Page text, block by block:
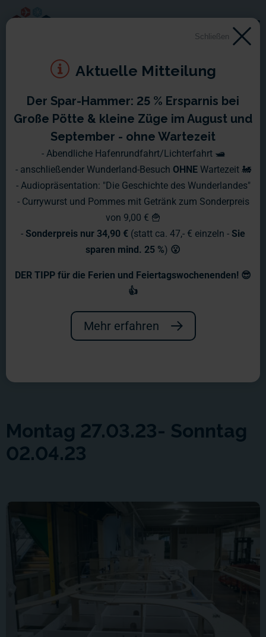
Wochenbericht Nr. 1170
Letzte Woche hieß es "Wasser
Marsch!" im Wunderland. Denn auf der
Patagonien Baustelle drehte sich
letzte Woche alles ums Wasser.
Montag 27.03.23- Sonntag
02.04.23
Schließen
Aktuelle Mitteilung
Der Spar-Hammer: 25 % Ersparnis bei
Große Pötte & kleine Züge im August und
September - ohne Wartezeit
- Abendliche Hafenrundfahrt/Lichterfahrt 🛥️
- anschließender Wunderland-Besuch OHNE Wartezeit 🚂
- Audiopräsentation: "Die Geschichte des Wunderlandes"
- Currywurst und Pommes mit Getränk zum Sonderpreis
von 9,00 € 🍟
- Sonderpreis nur 34,90 € (statt ca. 47,- € einzeln - Sie
sparen mind. 25 %) 😮
DER TIPP für die Ferien und Feiertagswochenenden! 😎
👍
Mehr erfahren